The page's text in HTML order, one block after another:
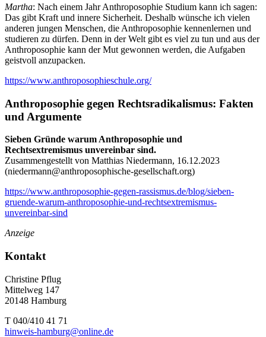
Martha: Nach einem Jahr Anthroposophie Studium kann ich sagen:
Das gibt Kraft und innere Sicherheit. Deshalb wünsche ich vielen
anderen jungen Menschen, die Anthroposophie kennenlernen und
studieren zu dürfen. Denn in der Welt gibt es viel zu tun und aus der
Anthroposophie kann der Mut gewonnen werden, die Aufgaben
geistvoll anzupacken.
https://www.anthroposophieschule.org/
Anthroposophie gegen Rechtsradikalismus: Fakten
und Argumente
Sieben Gründe warum Anthroposophie und
Rechtsextremismus unvereinbar sind.
Zusammengestellt von Matthias Niedermann, 16.12.2023
(niedermann@anthroposophische-gesellschaft.org)
https://www.anthroposophie-gegen-rassismus.de/blog/sieben-
gruende-warum-anthroposophie-und-rechtsextremismus-
unvereinbar-sind
Anzeige
Kontakt
Christine Pflug
Mittelweg 147
20148 Hamburg
T 040/410 41 71
hinweis-hamburg@online.de